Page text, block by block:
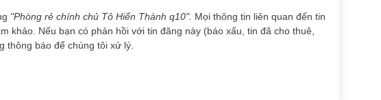
"Phòng rẻ chính chủ Tô Hiến Thành q10". Mọi thông tin liên quan đến tin
khảo. Nếu bạn có phản hồi với tin đăng này (báo xấu, tin đã cho thuê,
thông báo để chúng tôi xử lý.